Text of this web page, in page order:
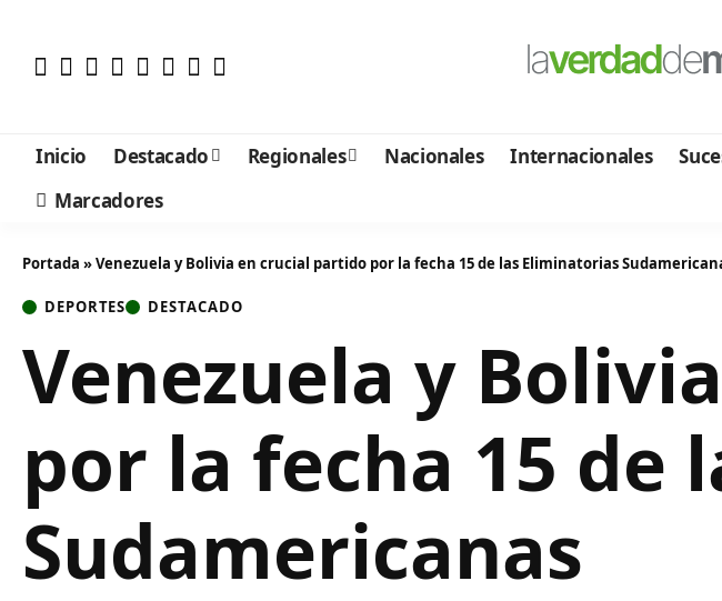
Inicio Destacado Regionales Nacionales Internacionales
Marcadores
Portada »Venezuela y Bolivia en crucial partido por la fecha 15 de las Eliminatorias
DEPORTES DESTACADO
Venezuela y
por la fecha 15 de
Sudamericanas